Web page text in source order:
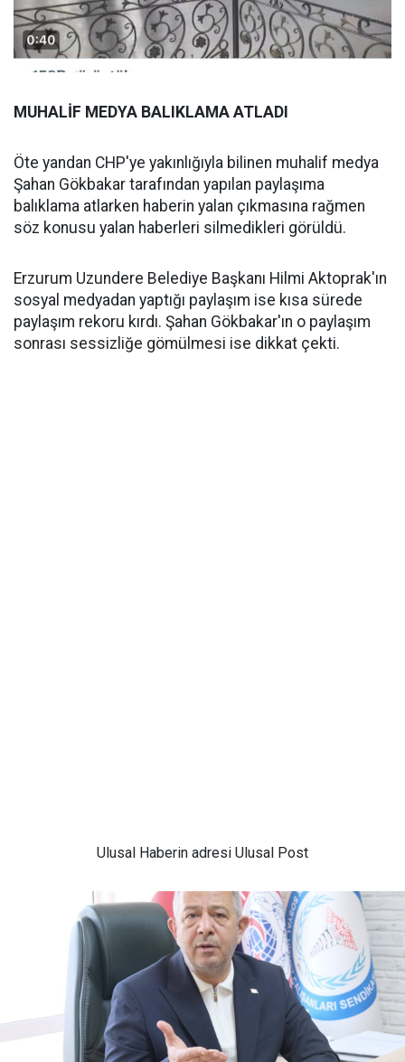
MUHALİF MEDYA BALIKLAMA ATLADI
Öte yandan CHP'ye yakınlığıyla bilinen muhalif medya
Şahan Gökbakar tarafından yapılan paylaşıma
balıklama atlarken haberin yalan çıkmasına rağmen
söz konusu yalan haberleri silmedikleri görüldü.
Erzurum Uzundere Belediye Başkanı Hilmi Aktoprak'ın
sosyal medyadan yaptığı paylaşım ise kısa sürede
paylaşım rekoru kırdı. Şahan Gökbakar'ın o paylaşım
sonrası sessizliğe gömülmesi ise dikkat çekti.
Ulusal Haberin adresi Ulusal Post